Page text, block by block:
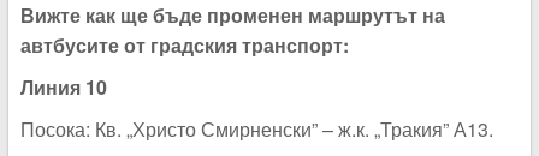
Вижте как ще бъде променен маршрутът на
автбусите от градския транспорт:
Линия 10
Посока: Кв. „Христо Смирненски” – ж.к. „Тракия” А13.